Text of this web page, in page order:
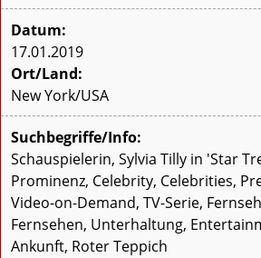
Datum:
17.01.2019
Ort/Land:
New York/USA
Suchbegriffe/Info:
Schauspielerin, Sylvia Tilly in 'Star
Prominenz, Celebrity, Celebrities,
Video-on-Demand, TV-Serie,
Fernsehen, Unterhaltung,
Ankunft, Roter Teppich